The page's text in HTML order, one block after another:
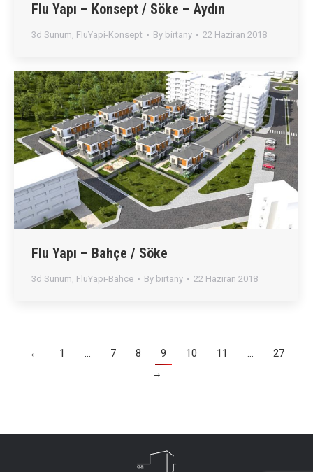
Flu Yapı – Konsept / Söke – Aydın
3d Sunum, FluYapi-Konsept By birtany 22 Haziran 2018
Flu Yapı – Bahçe / Söke
3d Sunum, FluYapi-Bahce By birtany 22 Haziran 2018
← 1 … 7 8 9 10 11 …
27
→